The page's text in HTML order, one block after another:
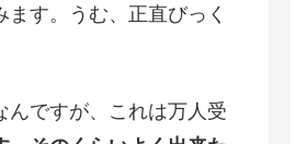
す。うむ、正直びっく
んですが、これは万人受